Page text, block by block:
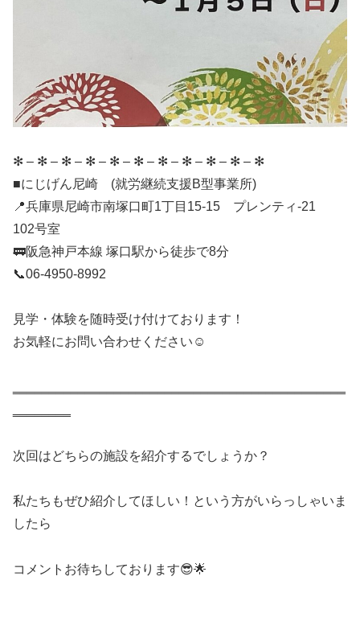
✻ – ✻ – ✻ – ✻ – ✻ – ✻ – ✻ – ✻ – ✻ – ✻ – ✻
■にじげん尼崎 (就労継続支援B型事業所)
📍兵庫県尼崎市南塚口町1丁目15-15 プレンティ-21
102号室
🚃阪急神戸本線 塚口駅から徒歩で8分
📞06-4950-8992
見学・体験を随時受け付けております！
お気軽にお問い合わせください☺
次回はどちらの施設を紹介するでしょうか？
私たちもぜひ紹介してほしい！という方がいらっしゃいま
したら
コメントお待ちしております😎🌟